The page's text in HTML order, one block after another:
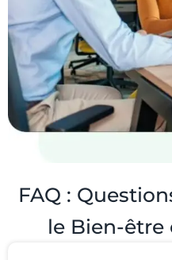
FAQ :
le Bien-être